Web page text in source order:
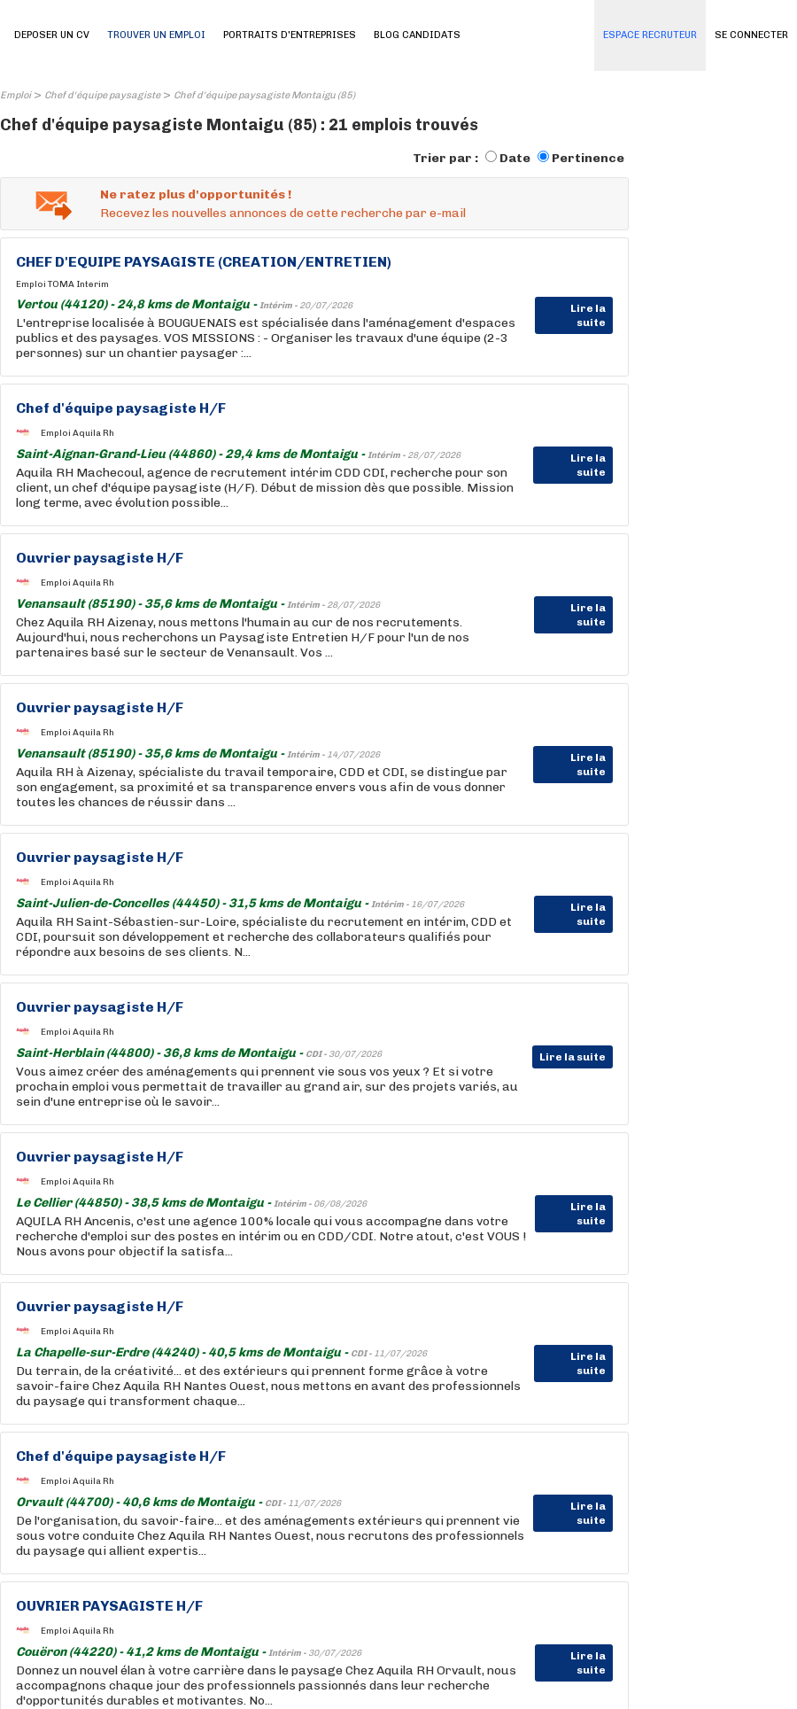
SE CONNECTER
DEPOSER UN CV TROUVER UN EMPLOI PORTRAITS D'ENTREPRISES BLOG CANDIDATS ESPACE RECRUTEUR
Emploi> Chef d'équipe paysagiste> Chef d'équipe paysagiste Montaigu (85)
Chef d'équipe paysagiste Montaigu (85) : 21 emplois trouvés
Trier par : Date Pertinence
Ne ratez plus d'opportunités !
Recevez les nouvelles annonces de cette recherche par e-mail
CHEF D'EQUIPE PAYSAGISTE (CREATION/ENTRETIEN)
Emploi TOMA Interim
Vertou (44120) - 24,8 kms de Montaigu -Intérim - 20/07/2026
Lire la
suite
L'entreprise localisée à BOUGUENAIS est spécialisée dans l'aménagement d'espaces
publics et des paysages. VOS MISSIONS : - Organiser les travaux d'une équipe (2-3
personnes) sur un chantier paysager :...
Chef d'équipe paysagiste H/F
Emploi Aquila Rh
Saint-Aignan-Grand-Lieu (44860) - 29,4 kms de Montaigu -Intérim - 28/07/2026
Lire la
suite
Aquila RH Machecoul, agence de recrutement intérim CDD CDI, recherche pour son
client, un chef d'équipe paysagiste (H/F). Début de mission dès que possible. Mission
long terme, avec évolution possible...
Ouvrier paysagiste H/F
Emploi Aquila Rh
Venansault (85190) - 35,6 kms de Montaigu -Intérim - 28/07/2026
Lire la
suite
Chez Aquila RH Aizenay, nous mettons l'humain au cur de nos recrutements.
Aujourd'hui, nous recherchons un Paysagiste Entretien H/F pour l'un de nos
partenaires basé sur le secteur de Venansault. Vos ...
Ouvrier paysagiste H/F
Emploi Aquila Rh
Venansault (85190) - 35,6 kms de Montaigu -Intérim - 14/07/2026
Lire la
suite
Aquila RH à Aizenay, spécialiste du travail temporaire, CDD et CDI, se distingue par
son engagement, sa proximité et sa transparence envers vous afin de vous donner
toutes les chances de réussir dans ...
Ouvrier paysagiste H/F
Emploi Aquila Rh
Saint-Julien-de-Concelles (44450) - 31,5 kms de Montaigu -Intérim - 16/07/2026
Lire la
suite
Aquila RH Saint-Sébastien-sur-Loire, spécialiste du recrutement en intérim, CDD et
CDI, poursuit son développement et recherche des collaborateurs qualifiés pour
répondre aux besoins de ses clients. N...
Ouvrier paysagiste H/F
Emploi Aquila Rh
Saint-Herblain (44800) - 36,8 kms de Montaigu - CDI - 30/07/2026 Lire la suite
Vous aimez créer des aménagements qui prennent vie sous vos yeux ? Et si votre
prochain emploi vous permettait de travailler au grand air, sur des projets variés, au
sein d'une entreprise où le savoir...
Ouvrier paysagiste H/F
Emploi Aquila Rh
Le Cellier (44850) - 38,5 kms de Montaigu -Intérim - 06/08/2026
Lire la
suite
AQUILA RH Ancenis, c'est une agence 100% locale qui vous accompagne dans votre
recherche d'emploi sur des postes en intérim ou en CDD/CDI. Notre atout, c'est VOUS !
Nous avons pour objectif la satisfa...
Ouvrier paysagiste H/F
Emploi Aquila Rh
La Chapelle-sur-Erdre (44240) - 40,5 kms de Montaigu - CDI - 11/07/2026
Lire la
suite
Du terrain, de la créativité... et des extérieurs qui prennent forme grâce à votre
savoir-faire Chez Aquila RH Nantes Ouest, nous mettons en avant des professionnels
du paysage qui transforment chaque...
Chef d'équipe paysagiste H/F
Emploi Aquila Rh
Orvault (44700) - 40,6 kms de Montaigu - CDI - 11/07/2026
Lire la
suite
De l'organisation, du savoir-faire... et des aménagements extérieurs qui prennent vie
sous votre conduite Chez Aquila RH Nantes Ouest, nous recrutons des professionnels
du paysage qui allient expertis...
OUVRIER PAYSAGISTE H/F
Emploi Aquila Rh
Couëron (44220) - 41,2 kms de Montaigu -Intérim - 30/07/2026
Lire la
suite
Donnez un nouvel élan à votre carrière dans le paysage Chez Aquila RH Orvault, nous
accompagnons chaque jour des professionnels passionnés dans leur recherche
d'opportunités durables et motivantes. No...